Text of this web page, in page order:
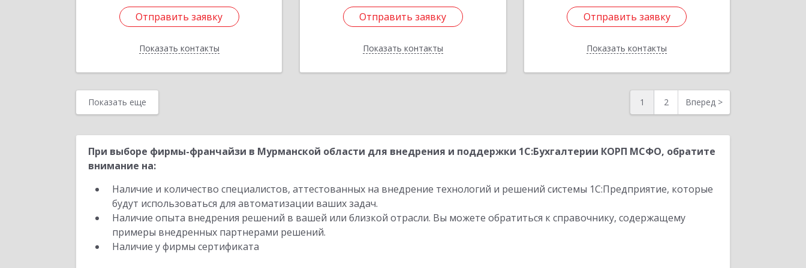
Отправить заявку
Показать контакты
Отправить заявку
Назад
Отправить заявку
Показать контакты
Отправить заявку
Назад
Отправить заявку
Показать контакты
Отправить заявку
Назад
Показать еще 1 2 Вперед >
При выборе фирмы-франчайзи в Мурманской области для внедрения и поддержки 1С:Бухгалтерии КОРП МСФО, обратите
внимание на:
Наличие и количество специалистов, аттестованных на внедрение технологий и решений системы 1С:Предприятие, которые
будут использоваться для автоматизации ваших задач.
Наличие опыта внедрения решений в вашей или близкой отрасли. Вы можете обратиться к справочнику, содержащему
примеры внедренных партнерами решений.
Наличие у фирмы сертификата